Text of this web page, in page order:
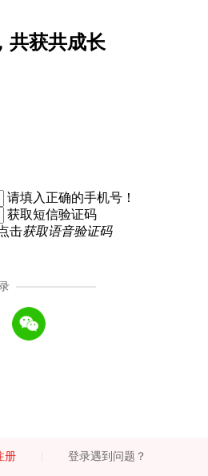
共获共成长
请填入正确的手机号！
获取短信验证码
击获取语音验证码
册 登录遇到问题？